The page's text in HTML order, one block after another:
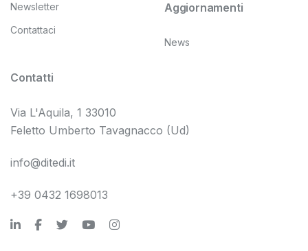
Newsletter
Contattaci
Aggiornamenti
News
Contatti
Via L'Aquila, 1 33010
Feletto Umberto Tavagnacco (Ud)
info@ditedi.it
+39 0432 1698013